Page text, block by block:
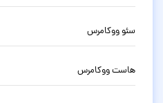
سئو ووکامرس
هاست ووکامرس